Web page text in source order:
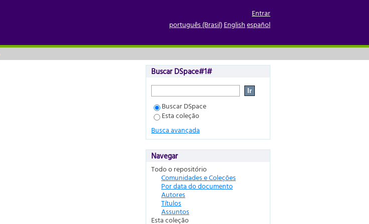
Entrar
português (Brasil)Englishespañol
Buscar DSpace#1#
Buscar DSpace
Esta coleção
Busca avançada
Navegar
Todo o repositório
Comunidades e Coleções
Por data do documento
Autores
Títulos
Assuntos
Esta coleção